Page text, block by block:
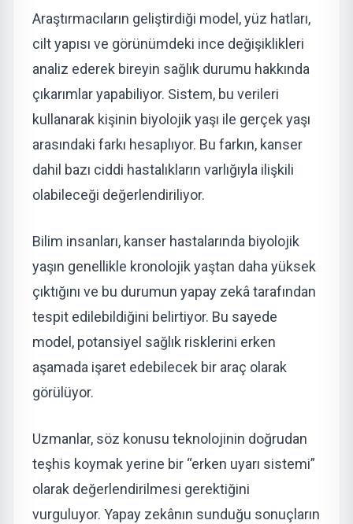
Araştırmacıların geliştirdiği model, yüz hatları,
cilt yapısı ve görünümdeki ince değişiklikleri
analiz ederek bireyin sağlık durumu hakkında
çıkarımlar yapabiliyor. Sistem, bu verileri
kullanarak kişinin biyolojik yaşı ile gerçek yaşı
arasındaki farkı hesaplıyor. Bu farkın, kanser
dahil bazı ciddi hastalıkların varlığıyla ilişkili
olabileceği değerlendiriliyor.
Bilim insanları, kanser hastalarında biyolojik
yaşın genellikle kronolojik yaştan daha yüksek
çıktığını ve bu durumun yapay zekâ tarafından
tespit edilebildiğini belirtiyor. Bu sayede
model, potansiyel sağlık risklerini erken
aşamada işaret edebilecek bir araç olarak
görülüyor.
Uzmanlar, söz konusu teknolojinin doğrudan
teşhis koymak yerine bir “erken uyarı sistemi”
olarak değerlendirilmesi gerektiğini
vurguluyor. Yapay zekânın sunduğu sonuçların